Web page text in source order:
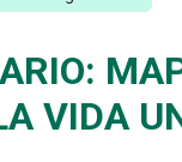
VIDA